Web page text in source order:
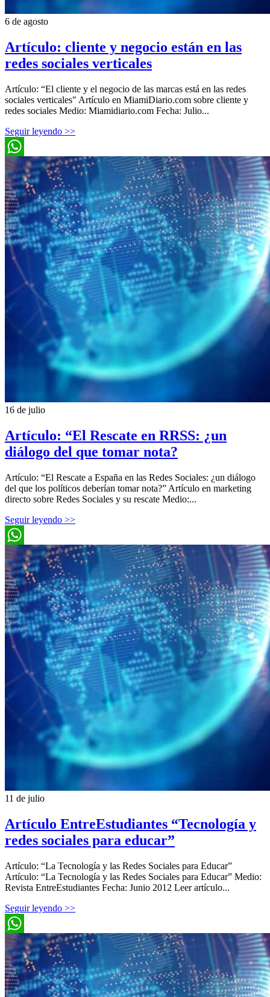
6 de agosto
Artículo: cliente y negocio están en las
redes sociales verticales
Artículo: “El cliente y el negocio de las marcas está en las redes
sociales verticales" Artículo en MiamiDiario.com sobre cliente y
redes sociales Medio: Miamidiario.com Fecha: Julio...
Seguir leyendo >>
WhatsApp
16 de julio
Artículo: “El Rescate en RRSS: ¿un
diálogo del que tomar nota?
Artículo: “El Rescate a España en las Redes Sociales: ¿un diálogo
del que los políticos deberían tomar nota?” Artículo en marketing
directo sobre Redes Sociales y su rescate Medio:...
Seguir leyendo >>
WhatsApp
11 de julio
Artículo EntreEstudiantes “Tecnología y
redes sociales para educar”
Artículo: “La Tecnología y las Redes Sociales para Educar”
Artículo: “La Tecnología y las Redes Sociales para Educar” Medio:
Revista EntreEstudiantes Fecha: Junio 2012 Leer artículo...
Seguir leyendo >>
WhatsApp